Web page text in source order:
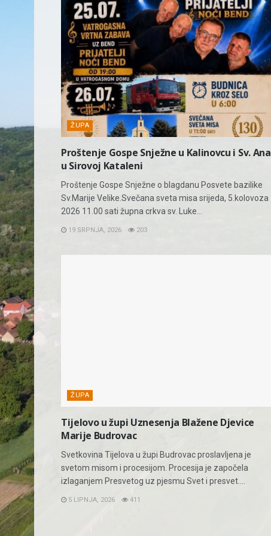
ŽUPA
Proštenje Gospe Snježne u Kalinovcu i Sv. Ana
u Sirovoj Kataleni
Proštenje Gospe Snježne o blagdanu Posvete bazilike
Sv.Marije Velike.Svečana sveta misa srijeda, 5.kolovoza
2026 11.00 sati župna crkva sv. Luke...
19 SRPNJA, 2026 203
ŽUPA
Tijelovo u župi Uznesenja Blažene Djevice
Marije Budrovac
Svetkovina Tijelova u župi Budrovac proslavljena je
svetom misom i procesijom. Procesija je započela
izlaganjem Presvetog uz pjesmu Svet i presvet....
5 LIPNJA, 2026 411